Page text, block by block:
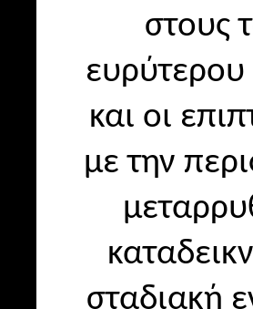
στους
ευρύτερου
και οι
με την
σταδιακή